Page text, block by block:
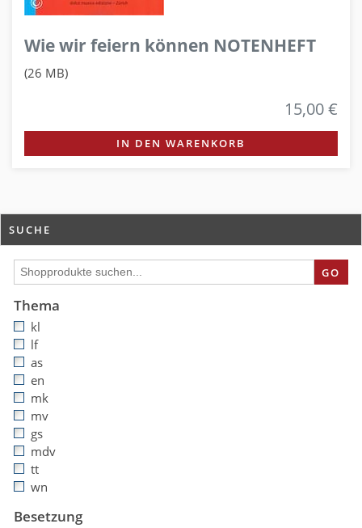
Wie wir feiern können NOTENHEFT
(26 MB)
15,00 €
IN DEN WARENKORB
SUCHE
GO
Thema
kl
lf
as
en
mk
mv
gs
mdv
tt
wn
Besetzung